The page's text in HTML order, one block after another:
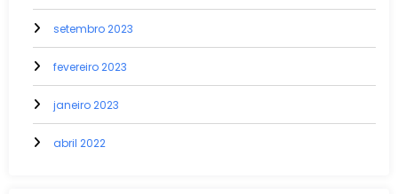
setembro 2023
fevereiro 2023
janeiro 2023
abril 2022